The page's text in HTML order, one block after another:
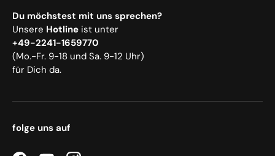
Du möchstest mit uns sprechen?
Unsere Hotline ist unter
+49-2241-1659770
(Mo.-Fr. 9-18 und Sa. 9-12 Uhr)
für Dich da.
folge uns auf